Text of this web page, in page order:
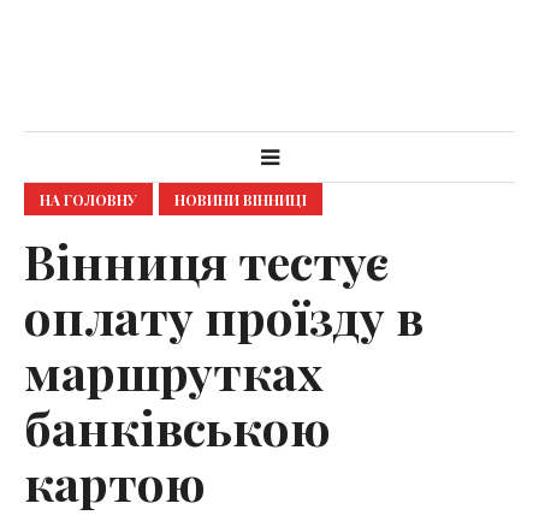
НА ГОЛОВНУ НОВИНИ ВІННИЦІ
Вінниця тестує
оплату проїзду в
маршрутках
банківською
картою